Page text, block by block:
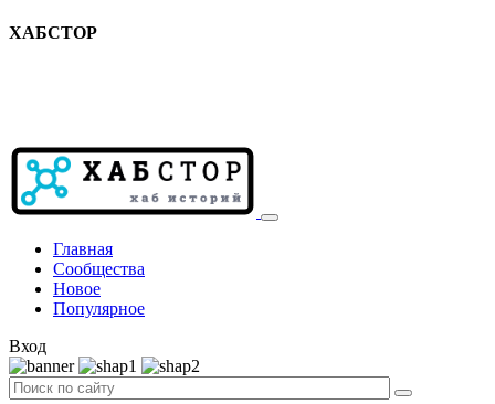
ХАБСТОР
Главная
Сообщества
Новое
Популярное
Вход